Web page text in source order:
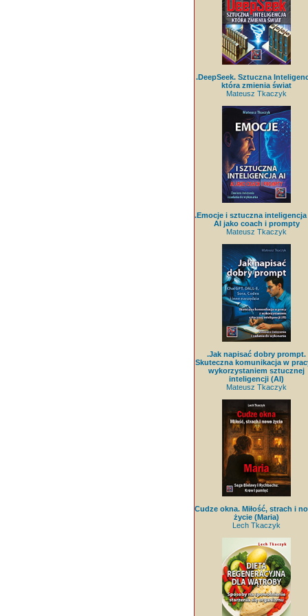
.DeepSeek. Sztuczna
która zmienia świat
Mateusz Tkaczyk
.Emocje i sztuczna inteligencja
AI jako coach i prompty
Mateusz Tkaczyk
.Jak napisać dobry prompt.
Skuteczna komunikacja w
wykorzystaniem sztucznej
inteligencji (AI)
Mateusz Tkaczyk
Cudze okna. Miłość, strach i
życie (Maria)
Lech Tkaczyk